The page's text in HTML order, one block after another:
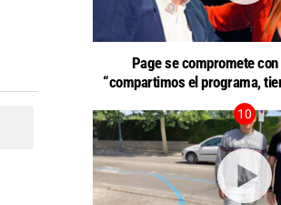
Page se compromete
“compartimos el programa,